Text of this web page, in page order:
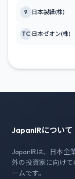
9 日本製紙(株)
TC 日本ゼオン(株)
JapanIRについて
JapanIRは、日本企
外の投資家に向け
ームです。